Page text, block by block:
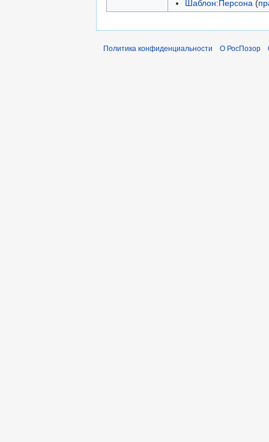
Шаблон:Персона (
Политика конфиденциальности О РосПозор